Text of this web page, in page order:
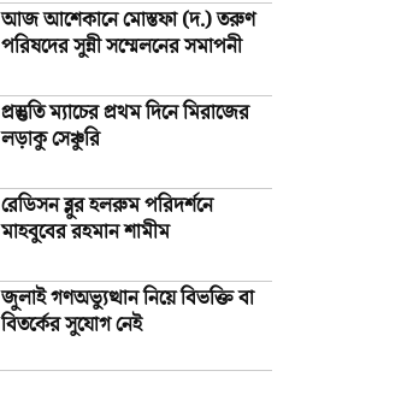
আজ আশেকানে মোস্তফা (দ.) তরুণ
পরিষদের সুন্নী সম্মেলনের সমাপনী
প্রস্তুতি ম্যাচের প্রথম দিনে মিরাজের
লড়াকু সেঞ্চুরি
রেডিসন ব্লুর হলরুম পরিদর্শনে
মাহবুবের রহমান শামীম
জুলাই গণঅভ্যুত্থান নিয়ে বিভক্তি বা
বিতর্কের সুযোগ নেই